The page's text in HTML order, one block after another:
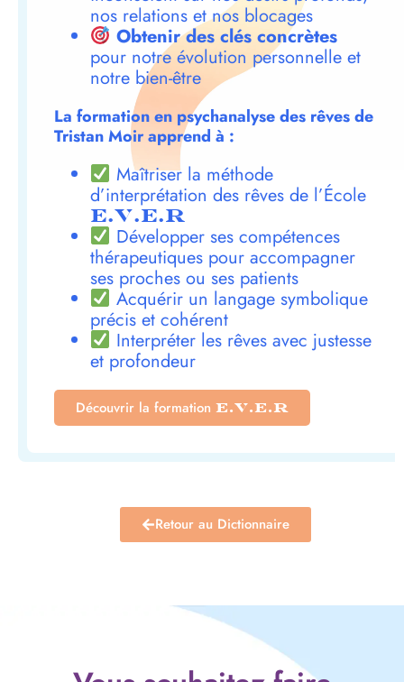
nos relations et nos blocages
Obtenir des clés concrètes
pour notre évolution personnelle et
notre bien-être
La formation en psychanalyse des rêves de
Tristan Moir apprend à :
Maîtriser la méthode
d’interprétation des rêves de l’École
E.V.E.R
Développer ses compétences
thérapeutiques pour accompagner
ses proches ou ses patients
Acquérir un langage symbolique
précis et cohérent
Interpréter les rêves avec justesse
et profondeur
Découvrir la formation E.V.E.R
Retour au Dictionnaire